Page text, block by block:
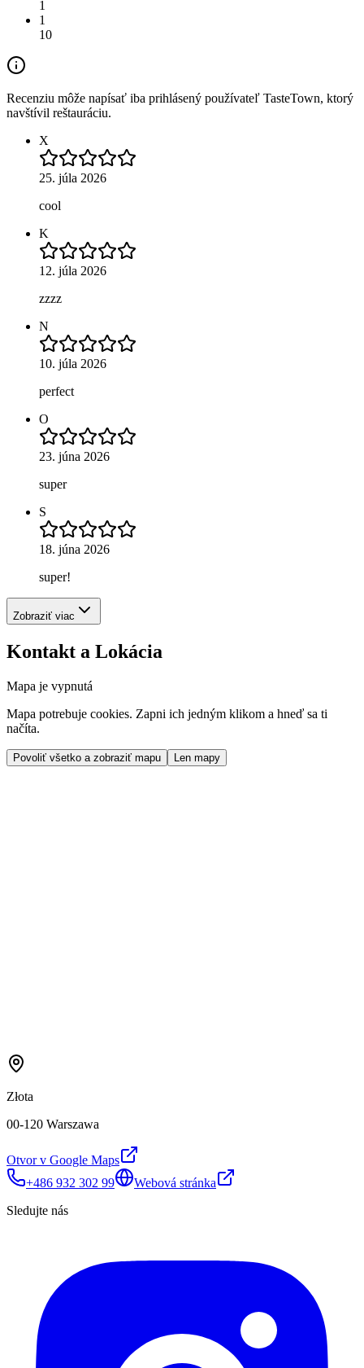
1
1
10
Recenziu môže napísať iba prihlásený používateľ TasteTown, ktorý
navštívil reštauráciu.
X
25. júla 2026
cool
K
12. júla 2026
zzzz
N
10. júla 2026
perfect
O
23. júna 2026
super
S
18. júna 2026
super!
Zobraziť viac
Kontakt a Lokácia
Mapa je vypnutá
Mapa potrebuje cookies. Zapni ich jedným klikom a hneď sa ti
načíta.
Povoliť všetko a zobraziť mapu Len mapy
Złota
00-120 Warszawa
Otvor v Google Maps
+486 932 302 99
Webová stránka
Sledujte nás